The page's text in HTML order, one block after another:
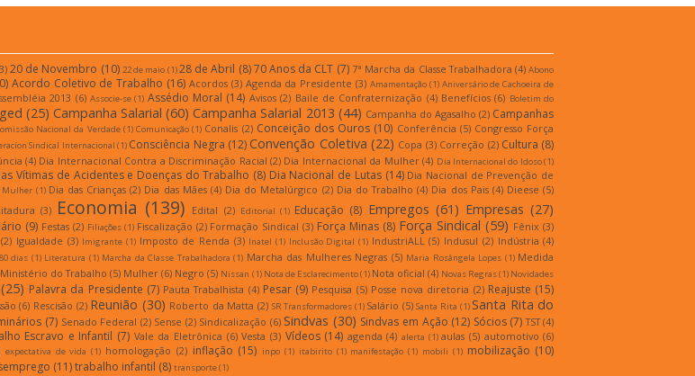
20 de Novembro (10) 22 de maio (1)28 de Abril (8) 70 Anos da CLT (7) 7ª Marcha da Classe Trabalhadora (4) Abono
Acordo Coletivo de Trabalho (16) Acordos (3) Agenda da Presidente (3) Amamentação (1) Aniversário de Cachoeira de
2013 (6) Associe-se (1) Assédio Moral (14) Avisos (2) Baile de Confraternização (4) Benefícios (6) Boletim do
(25) Campanha Salarial (60) Campanha Salarial 2013 (44) Campanha do Agasalho (2) Campanhas
Nacional da Verdade (1) Comunicação (1) Conalis (2) Conceição dos Ouros (10) Conferência (5) Congresso Força
Sindical Internacional (1) Consciência Negra (12) Convenção Coletiva (22) Copa (3) Correção (2) Cultura (8)
(4) Dia Internacional Contra a Discriminação Racial (2) Dia Internacional da Mulher (4) Dia Internacional do Idoso(1)
Vítimas de Acidentes e Doenças do Trabalho (8) Dia Nacional de Lutas (14) Dia Nacional de Prevenção de
Mulher (1) Dia das Crianças (2) Dia das Mães (4) Dia do Metalúrgico (2) Dia do Trabalho (4) Dia dos Pais (4) Dieese (5)
(3) Economia (139) Edital (2) Editorial (1) Educação (8) Empregos (61) Empresas (27)
(9) Festas (2) Filiações (1) Fiscalização (2) Formação Sindical (3) Força Minas (8) Força Sindical (59) Fênix (3)
(2) Igualdade (3) Imigrante (1) Imposto de Renda (3) Inatel (1) Inclusão Digital (1) IndustriALL (5) Indusul (2) Indústria (4)
dias (1) Literatura (1) Marcha da Classe Trabalhadora (1) Marcha das Mulheres Negras (5) Maria Rosângela Lopes (1) Medida
Ministério do Trabalho (5) Mulher (6) Negro (5) Nissan (1) Nota de Esclarecimento(1) Nota oficial (4) Novas Regras(1) Novidades
(25) Palavra da Presidente (7) Pauta Trabalhista (4) Pesar (9) Pesquisa (5) Posse nova diretoria (2) Reajuste (15)
(6) Rescisão (2) Reunião (30) Roberto da Matta (2) SR Transformadores (1) Salário (5) Santa Rita (1)Santa Rita do
(7) Senado Federal (2) Sense (2) Sindicalização (6) Sindvas (30) Sindvas em Ação (12) Sócios (7) TST (4)
Escravo e Infantil (7) Vale da Eletrônica (6) Vesta (3) Vídeos (14) agenda (4) alerta (1) aulas (5) automotivo (6)
expectativa de vida (1) homologação (2) inflação (15) inpo (1) itabirito (1) manifestação (1) mobili (1) mobilização (10)
(11)trabalho infantil (8) transporte(1)